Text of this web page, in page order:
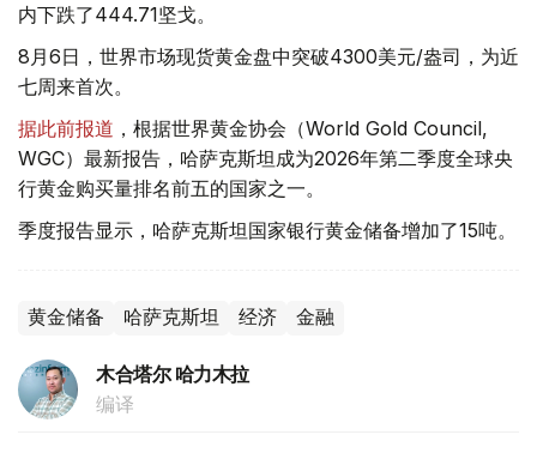
内下跌了444.71坚戈。
8月6日，世界市场现货黄金盘中突破4300美元/盎司，为近
七周来首次。
据此前报道 ，根据世界黄金协会（World Gold Council,
WGC）最新报告，哈萨克斯坦成为2026年第二季度全球央
行黄金购买量排名前五的国家之一。
季度报告显示，哈萨克斯坦国家银行黄金储备增加了15吨。
黄金储备 哈萨克斯坦 经济 金融
木合塔尔 哈力木拉
编译